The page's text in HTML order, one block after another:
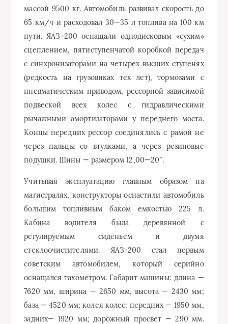
массой 9500 кг. Автомобиль развивал скорость до
65 км/ч и расходовал 30—35 л топлива на 100 км
пути. ЯАЗ-200 оснащали однодисковым «сухим»
сцеплением, пятиступенчатой коробкой передач
с синхронизаторами на четырех высших ступенях
(редкость на грузовиках тех лет), тормозами с
пневматическим приводом, рессорной зависимой
подвеской всех колес с гидравлическими
рычажными амортизаторами у переднего моста.
Концы передних рессор соединялись с рамой не
через пальцы со втулками, а через резиновые
подушки. Шины — размером 12,00—20″.
Учитывая эксплуатацию главным образом на
магистралях, конструкторы оснастили автомобиль
большим топливным баком емкостью 225 л.
Кабина водителя была деревянной с
регулируемым сиденьем и двумя
стеклоочистителями. ЯАЗ-200 стал первым
советским автомобилем, который серийно
оснащался тахометром. Габарит машины: длина —
7620 мм, ширина — 2650 мм, высота — 2430 мм;
база — 4520 мм; колея колес: передних — 1950 мм,
задних— 1920 мм; дорожный просвет — 290 мм.